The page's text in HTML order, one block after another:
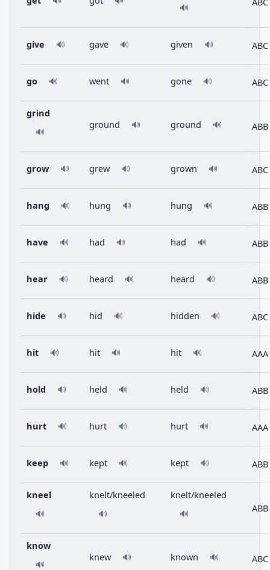
🔊
give 🔊 gave 🔊 given 🔊 ABC
go 🔊 went 🔊 gone 🔊 ABC
grind
🔊
ground 🔊 ground 🔊 ABB
grow 🔊 grew 🔊 grown 🔊 ABC
hang 🔊 hung 🔊 hung 🔊 ABB
have 🔊 had 🔊 had 🔊 ABB
hear 🔊 heard 🔊 heard 🔊 ABB
hide 🔊 hid 🔊 hidden 🔊 ABC
hit 🔊 hit 🔊 hit 🔊 AAA
hold 🔊 held 🔊 held 🔊 ABB
hurt 🔊 hurt 🔊 hurt 🔊 AAA
keep 🔊 kept 🔊 kept 🔊 ABB
kneel
🔊
knelt/kneeled
🔊
knelt/kneeled
🔊 ABB
know
🔊
knew 🔊 known 🔊 ABC